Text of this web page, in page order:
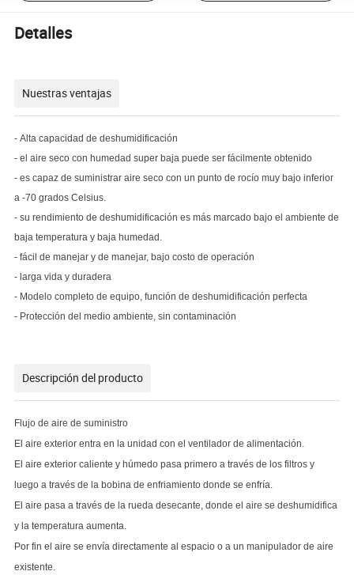
Detalles
Nuestras ventajas
- Alta capacidad de deshumidificación
- el aire seco con humedad super baja puede ser fácilmente obtenido
- es capaz de suministrar aire seco con un punto de rocío muy bajo inferior
a -70 grados Celsius.
- su rendimiento de deshumidificación es más marcado bajo el ambiente de
baja temperatura y baja humedad.
- fácil de manejar y de manejar, bajo costo de operación
- larga vida y duradera
- Modelo completo de equipo, función de deshumidificación perfecta
- Protección del medio ambiente, sin contaminación
Descripción del producto
Flujo de aire de suministro
El aire exterior entra en la unidad con el ventilador de alimentación.
El aire exterior caliente y húmedo pasa primero a través de los filtros y
luego a través de la bobina de enfriamiento donde se enfría.
El aire pasa a través de la rueda desecante, donde el aire se deshumidifica
y la temperatura aumenta.
Por fin el aire se envía directamente al espacio o a un manipulador de aire
existente.